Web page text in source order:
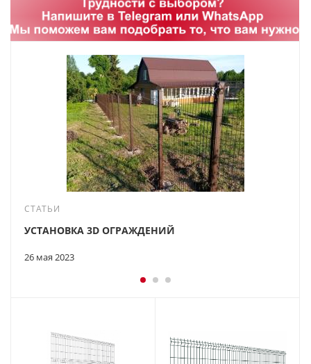
СТАТЬИ
26 мая 2023
УСТАНОВКА 3D ОГРАЖДЕНИЙ